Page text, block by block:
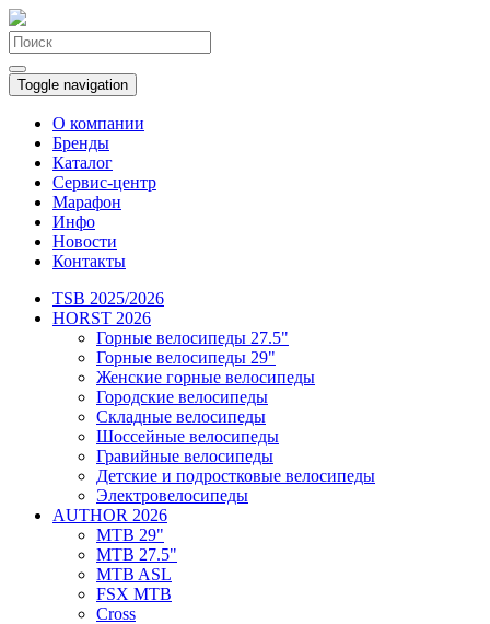
Toggle navigation
О компании
Бренды
Каталог
Сервис-центр
Марафон
Инфо
Новости
Контакты
TSB 2025/2026
HORST 2026
Горные велосипеды 27.5"
Горные велосипеды 29"
Женские горные велосипеды
Городские велосипеды
Складные велосипеды
Шоссейные велосипеды
Гравийные велосипеды
Детские и подростковые велосипеды
Электровелосипеды
AUTHOR 2026
MTB 29"
MTB 27.5"
MTB ASL
FSX MTB
Cross